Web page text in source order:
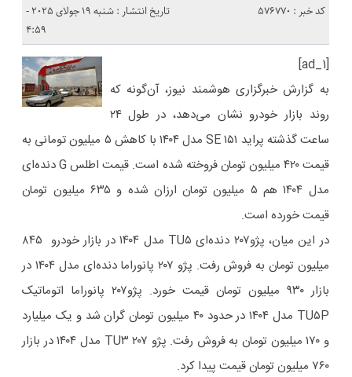
کد خبر : 576770
تاریخ انتشار : شنبه 19 جولای 2025 -
4:59
[ad_1]
به گزارش خبرگزاری هوشمند نیوز، آن‌گونه که
روند بازار خودرو نشان می‌دهد، در طول ۲۴
ساعت گذشته پراید ۱۵۱ SE مدل ۱۴۰۴ با کاهش ۵ میلیون تومانی به
قیمت ۴۲۰ میلیون تومان فروخته شده است. قیمت اطلس G دنده‌ای
مدل ۱۴۰۴ هم ۵ میلیون تومان ارزان شده و ۶۳۵ میلیون تومان
قیمت خورده است.
در این میان، پژو۲۰۷ دنده‌ای TU۵ مدل ۱۴۰۴ در بازار خودرو ۸۴۵
میلیون تومان به فروش رفت. پژو ۲۰۷ پانوراما دنده‌ای مدل ۱۴۰۴ در
بازار ۹۳۰ میلیون تومان قیمت خورد. پژو۲۰۷ پانوراما اتوماتیک
TU۵P مدل ۱۴۰۴ در حدود ۴۰ میلیون تومان گران شد و یک میلیارد
و ۱۷۰ میلیون تومان به فروش رفت. پژو ۲۰۷ TU۳ مدل ۱۴۰۴ در بازار
۷۶۰ میلیون تومان قیمت پیدا کرد.